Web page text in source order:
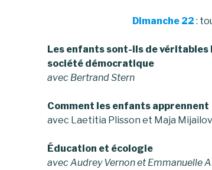
Dimanche 22 :
Les enfants sont-ils de véritables
société démocratique
avec Bertrand Stern
Comment les enfants apprennent
avec Laetitia Plisson et Maja
Éducation et écologie
avec Audrey Vernon et Emmanuelle